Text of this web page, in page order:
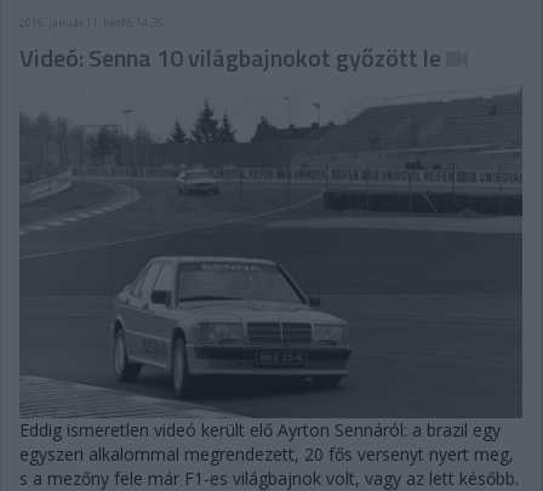
2016. január 11. hétfő, 14:35
Videó: Senna 10 világbajnokot győzött le
Eddig ismeretlen videó került elő Ayrton Sennáról: a brazil egy
egyszeri alkalommal megrendezett, 20 fős versenyt nyert meg,
s a mezőny fele már F1-es világbajnok volt, vagy az lett később.